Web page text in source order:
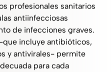
profesionales sanitarios
antiinfecciosas
de infecciones graves.
incluye antibióticos,
y antivirales- permite
para cada